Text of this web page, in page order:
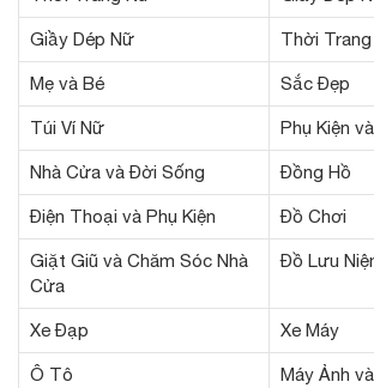
Giầy Dép Nữ Thời Trang
Mẹ và Bé Sắc Đẹp
Túi Ví Nữ Phụ Kiện
Nhà Cửa và Đời Sống Đồng Hồ
Điện Thoại và Phụ Kiện Đồ Chơi
Giặt Giũ và Chăm Sóc Nhà
Cửa
Đồ Lưu
Xe Đạp Xe Máy
Ô Tô Máy Ảnh